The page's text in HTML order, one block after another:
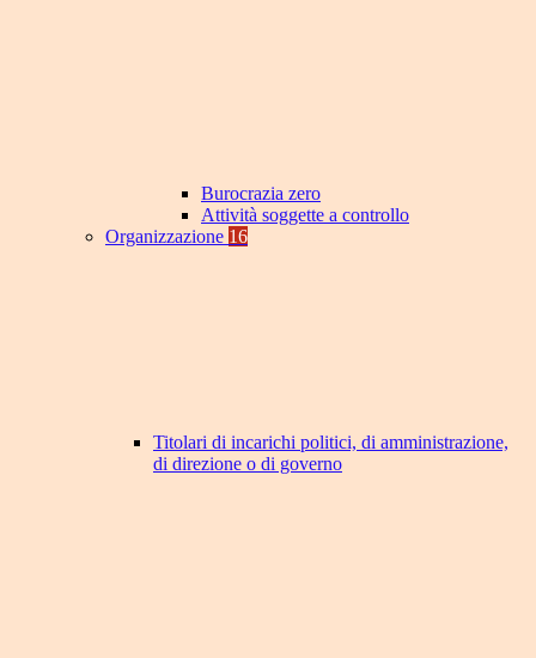
Burocrazia zero
Attività soggette a controllo
Organizzazione 16
Titolari di incarichi politici, di amministrazione,
di direzione o di governo